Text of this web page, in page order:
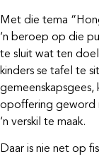
Met die tema
‘n beroep op die
te sluit wat ten
kinders se tafel te
opoffering geword
‘n verskil te maak.
Daar is nie net op